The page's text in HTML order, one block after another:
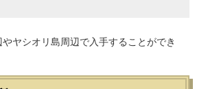
ヤシオリ島周辺で入手することができ